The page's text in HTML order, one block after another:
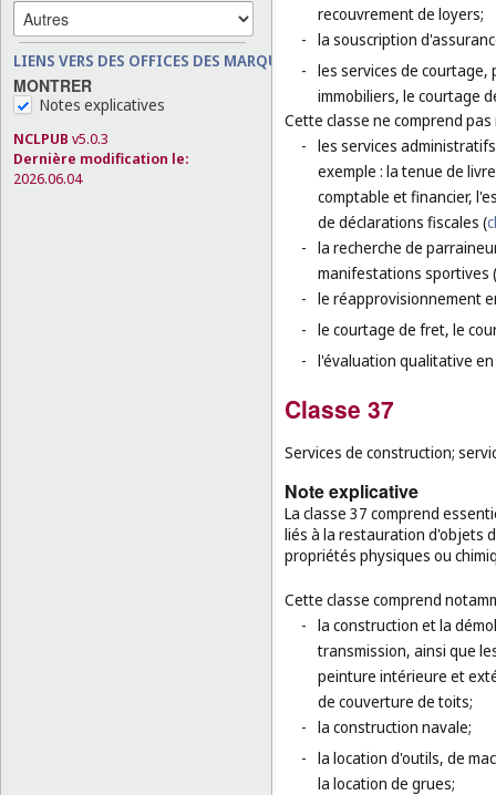
LIENS VERS DES OFFICES DES MARQUES
MONTRER
Notes explicatives
NCLPUB v5.0.3
Dernière modification le:
2026.06.04
recouvrement de loyers;
- la souscription
- les services de courtage,
immobiliers, le courtage
Cette classe ne comprend
- les services
exemple : la tenue de
comptable et financier,
de déclarations fiscales (
- la recherche de
manifestations sportives (
- le réapprovisionnement
- le courtage de fret, le
- l'évaluation qualitative
Classe 37
Services de construction;
Note explicative
La classe 37 comprend
liés à la restauration d'objets
propriétés physiques ou
Cette classe comprend
- la construction et la
transmission, ainsi que
peinture intérieure et
de couverture de toits;
- la construction navale;
- la location d'outils, de
la location de grues;